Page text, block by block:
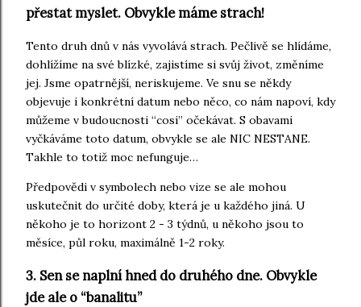
přestat myslet. Obvykle máme strach!
Tento druh dnů v nás vyvolává strach. Pečlivě se hlídáme,
dohlížíme na své blízké, zajistíme si svůj život, změníme
jej. Jsme opatrnější, neriskujeme. Ve snu se někdy
objevuje i konkrétní datum nebo něco, co nám napoví, kdy
můžeme v budoucnosti “cosi” očekávat. S obavami
vyčkáváme toto datum, obvykle se ale NIC NESTANE.
Takhle to totiž moc nefunguje…
Předpovědi v symbolech nebo vize se ale mohou
uskutečnit do určité doby, která je u každého jiná. U
někoho je to horizont 2 - 3 týdnů, u někoho jsou to
měsíce, půl roku, maximálně 1-2 roky.
3. Sen se naplní hned do druhého dne. Obvykle
jde ale o “banalitu”